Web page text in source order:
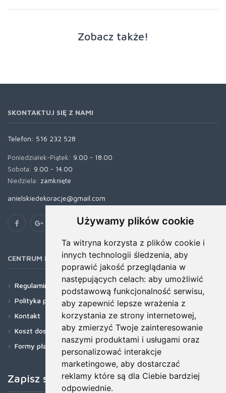
Używamy plików cookie
Ta witryna korzysta z plików cookie i
innych technologii śledzenia, aby
poprawić jakość przeglądania w
następujących celach: aby umożliwić
podstawową funkcjonalność serwisu,
aby zapewnić lepsze wrażenia z
korzystania ze strony internetowej,
aby zmierzyć Twoje zainteresowanie
naszymi produktami i usługami oraz
personalizować interakcje
marketingowe, aby dostarczać
reklamy które są dla Ciebie bardziej
odpowiednie.
Zobacz także!
SKONTAKTUJ SIĘ Z NAMI
Telefon: 516 232 528
Poniedziałek-Piątek: 9.00 - 18.00
Sobota: 9.00 - 14.00
Niedziela: zamknięte
anielskiedekoracje@gmail.com
CENTRUM POMOCY
Regulamin
Polityka prywatności
Kontakt
Koszt dostawy
Formy płatności
Zapisz się do newslettera!